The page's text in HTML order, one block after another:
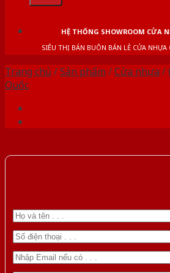
HỆ THỐNG SHOWROOM CỬA
SIÊU THỊ BÁN BUÔN BÁN LẺ CỬA
Trang chủ /Sản phẩm /Cửa nhựa /
Quốc